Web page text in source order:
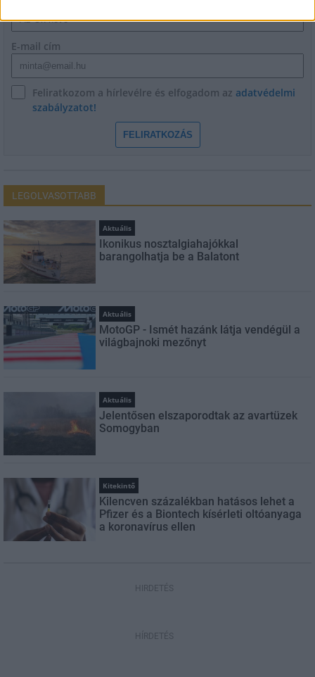
E-mail cím
Feliratkozom a hírlevélre és elfogadom az adatvédelmi
szabályzatot!
FELIRATKOZÁS
LEGOLVASOTTABB
Aktuális
Ikonikus nosztalgiahajókkal
barangolhatja be a Balatont
Aktuális
MotoGP - Ismét hazánk látja vendégül a
világbajnoki mezőnyt
Aktuális
Jelentősen elszaporodtak az avartüzek
Somogyban
Kitekintő
Kilencven százalékban hatásos lehet a
Pfizer és a Biontech kísérleti oltóanyaga
a koronavírus ellen
HIRDETÉS
HÍRDETÉS